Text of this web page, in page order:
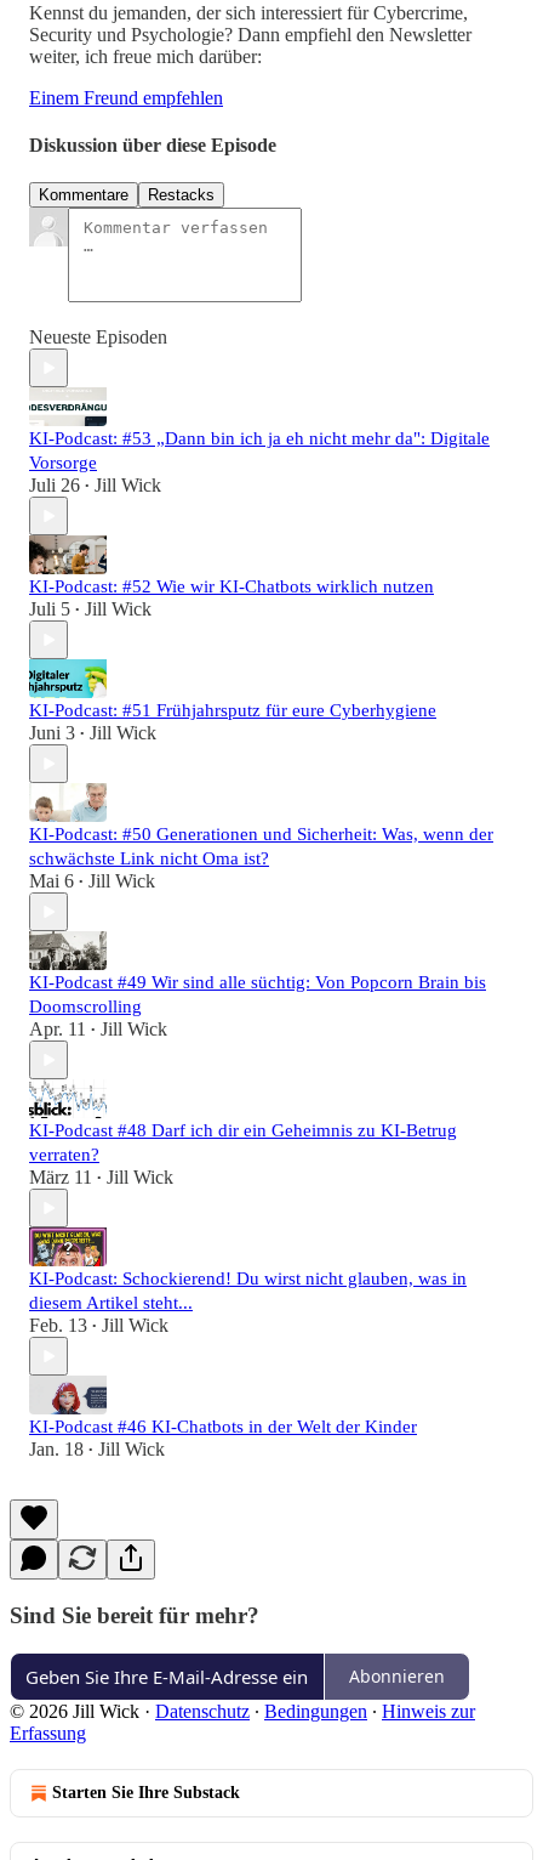
Kennst du jemanden, der sich interessiert für Cybercrime,
Security und Psychologie? Dann empfiehl den Newsletter
weiter, ich freue mich darüber:
Einem Freund empfehlen
Diskussion über diese Episode
Kommentare Restacks
Neueste Episoden
KI-Podcast: #53 „Dann bin ich ja eh nicht mehr da": Digitale
Vorsorge
Juli 26 • Jill Wick
KI-Podcast: #52 Wie wir KI-Chatbots wirklich nutzen
Juli 5 • Jill Wick
KI-Podcast: #51 Frühjahrsputz für eure Cyberhygiene
Juni 3 • Jill Wick
KI-Podcast: #50 Generationen und Sicherheit: Was, wenn der
schwächste Link nicht Oma ist?
Mai 6 • Jill Wick
KI-Podcast #49 Wir sind alle süchtig: Von Popcorn Brain bis
Doomscrolling
Apr. 11 • Jill Wick
KI-Podcast #48 Darf ich dir ein Geheimnis zu KI-Betrug
verraten?
März 11 • Jill Wick
KI-Podcast: Schockierend! Du wirst nicht glauben, was in
diesem Artikel steht...
Feb. 13 • Jill Wick
KI-Podcast #46 KI-Chatbots in der Welt der Kinder
Jan. 18 • Jill Wick
Sind Sie bereit für mehr?
Abonnieren
© 2026 Jill Wick · Datenschutz ∙ Bedingungen ∙ Hinweis zur
Erfassung
Starten Sie Ihre Substack